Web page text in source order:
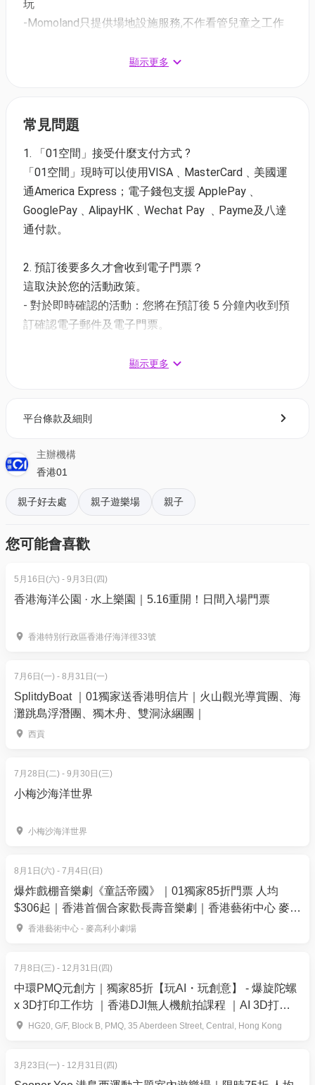
【
星期一至五
01空間優惠價: HK$150 (原價HK$170)
門票1小時 (一家長+一小童) | 荃灣店適用
01空間優惠價: HK$200 (原價HK$220)
【Momoland 7,000呎 北角旗艦店】首創《Aura
Rush》霓虹競技場以「光影運動」為核心概念，打造
六大主題區域，包括全港首創《Aura Rush》霓虹競技
🎪 六大主題區域
1. 《Aura Rush》✨霓虹競技場（全港首創）
2. 經典遊樂區：環繞波波池🌈彩虹手搖小火車🚂、彈
跳投籃競技🏀
4. 懷舊遊戲機區：賽車遊戲、射擊遊戲🔫、打地鼠等
陣、環迴喇叭滑梯🎢
車》🚘
【荃灣西店】
擁有嶄新的遊樂設備，設有專為 0至 16 歲幼兒和青少
年設計的特殊區域。打破playhouse只適合幼齡兒童遊
玩的傅統。 佔地接近12,000平方尺，位於著名的購物
商場內，為孩子們配備創意主題，當中有佔地160平方
尺的方格大戰、 100米環迴的高難度忍者迷宮、 仲有
4.5米高的魔鬼滑梯，到底哪一個更令小朋友心跳爆標
適用地址：【荃灣西店】荃灣西海之戀商場2樓2108-
2115號鋪 ； 【北角店】北角匯二期2樓212-213號鋪
營業時間：星期一至五 11AM - 8PM；星期六日，公眾
假期及前夕 10:30AM - 8PM
玩
-Momoland只提供場地設施服務,不作看管兒童之工作
場內的安全,並承擔有關照顧同行小孩之全部責任
-場內設有嬰兒車停放區。禁止攜帶嬰兒車、手推車、
進入場內
-禁止攜帶或使用任何有危險性的物品進場,以免損壞場
內設施
-建議顧客穿著合適之便服或運動服(長褲)
-必須保持場地清潔,場內嚴禁飲食,不可攜帶食物或飲品
進場。如弄髒場地,Momoland有權向顧客收取清潔費用
HKD500或以上
-禁止亂拋垃圾、吐痰或作出任何欠缺衛生的行為。如
-為確保場內清潔,職員全日在場內定時進行清潔及消毒
擔任何責任
-請參閱更多遊樂場守則及免責聲明
顯示更多
常見問題
1. 「01空間」接受什麼支付方式 ?
「01空間」現時可以使用VISA﹑MasterCard﹑美國運
通America Express；電子錢包支援 ApplePay﹑
GooglePay﹑AlipayHK﹑Wechat Pay ﹑Payme及八達
通付款。
2. 預訂後要多久才會收到電子門票？
這取決於您的活動政策。
- 對於即時確認的活動：您將在預訂後 5 分鐘內收到預
訂確認電子郵件及電子門票。
1 - 3 個工作天內發送到您所登記的電郵地址。
- 會員可以下載《香港01》流動應用程式(APP) ，並以
按「門票」> 點擊相關活動電子門票；
- 透過訂單電郵內按「查看電子票」連結; 部份活動設
有電子門票附件(PDF)。
4. 我預訂了活動，但還沒收到確認電郵，該怎樣辦？
- 如果仍未能找到確認電郵，你可以電郵到
01space@hk01.com 與我們聯絡。
5. 下單後，我可以修改訂單或申請退款嗎？
於「01空間」購票，每消費$1即可賺取1「01積
分」。揀啱心水活動，以100分扣減$1購買門票。玩完
再賺，賺完再買、再食、再玩！
顯示更多
平台條款及細則
主辦機構
香港01
親子好去處 親子遊樂場 親子
您可能會喜歡
5月16日(六) - 9月3日(四)
香港海洋公園 · 水上樂園｜5.16重開！日間入場門票
香港特別行政區香港仔海洋徑33號
7月6日(一) - 8月31日(一)
SplitdyBoat ｜01獨家送香港明信片｜火山觀光導賞團、海
灘跳島浮潛團、獨木舟、雙洞泳綑團｜
西貢
7月28日(二) - 9月30日(三)
小梅沙海洋世界
小梅沙海洋世界
8月1日(六) - 7月4日(日)
爆炸戲棚音樂劇《童話帝國》｜01獨家85折門票 人均
$306起｜香港首個合家歡長壽音樂劇｜香港藝術中心 麥高
利小劇場上演
香港藝術中心 - 麥高利小劇場
7月8日(三) - 12月31日(四)
中環PMQ元創方｜獨家85折【玩AI・玩創意】 - 爆旋陀螺
x 3D打印工作坊 ｜香港DJI無人機航拍課程 ｜AI 3D打印
趣味體驗班
HG20, G/F, Block B, PMQ, 35 Aberdeen Street, Central, Hong Kong
3月23日(一) - 12月31日(四)